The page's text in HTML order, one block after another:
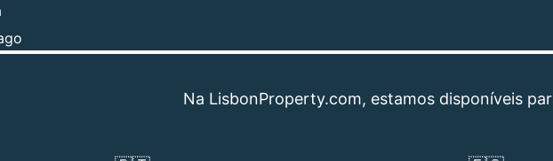
Na LisbonProperty.com, estamos disponíveis para